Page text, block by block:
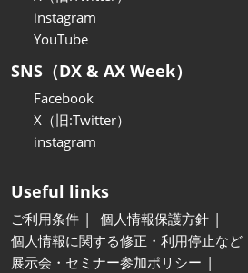
instagram
YouTube
SNS（DX & AX Week）
Facebook
X（旧:Twitter）
instagram
Useful links
ご利用条件
個人情報保護方針
個人情報に関する修正・利用停止など
展示会・セミナー参加ポリシー